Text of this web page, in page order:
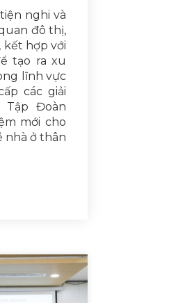
nghi và
đô thị,
kết hợp với
tạo ra xu
lĩnh vực
các giải
Tập Đoàn
mới cho
nhà ở thân